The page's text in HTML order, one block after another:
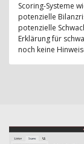
Scoring-Systeme
potenzielle
potenzielle
Erklärung für
noch keine